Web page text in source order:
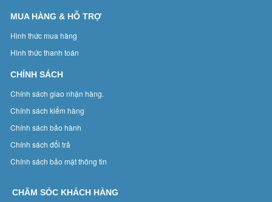
MUA HÀNG & HỖ TRỢ
Hình thức mua hàng
Hình thức thanh toán
CHÍNH SÁCH
Chính sách giao nhận hàng.
Chính sách kiểm hàng
Chính sách bảo hành
Chính sách đổi trả
Chính sách bảo mật thông tin
CHĂM SÓC KHÁCH HÀNG